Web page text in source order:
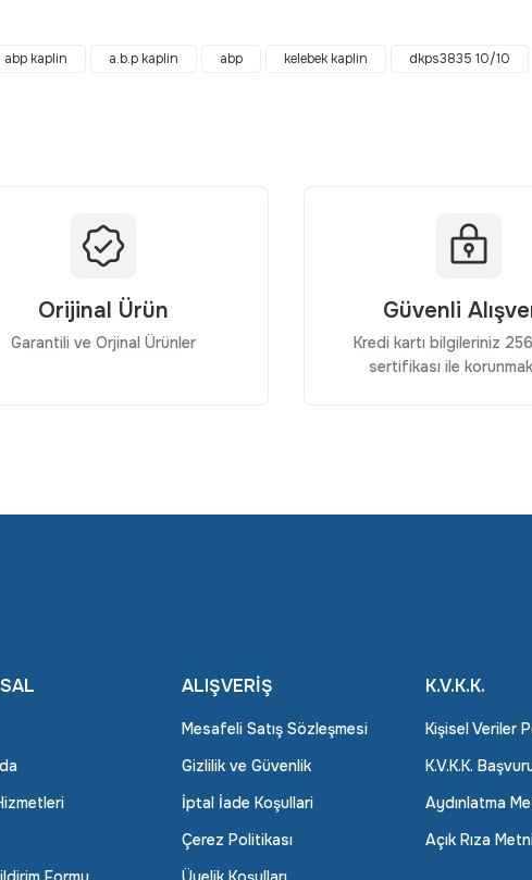
abp kaplin a.b.p kaplin abp kelebek kaplin dkps3835 10/10
Orijinal Ürün
Garantili ve Orjinal Ürünler
Güvenli
Kredi kartı bilgileriniz
sertifikası ile
ALIŞVERİŞ
Mesafeli Satış Sözleşmesi
Gizlilik ve Güvenlik
İptal İade Koşullari
Çerez Politikası
K.V.K.K.
Kişisel Veriler
K.V.K.K.
Aydınlatma
Açık Rıza